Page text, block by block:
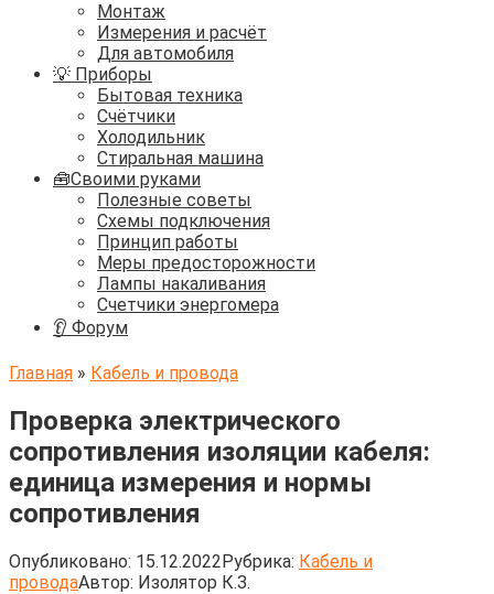
Монтаж
Измерения и расчёт
Для автомобиля
💡 Приборы
Бытовая техника
Счётчики
Холодильник
Стиральная машина
🧰Своими руками
Полезные советы
Схемы подключения
Принцип работы
Меры предосторожности
Лампы накаливания
Счетчики энергомера
👂 Форум
Главная » Кабель и провода
Проверка электрического
сопротивления изоляции кабеля:
единица измерения и нормы
сопротивления
Опубликовано: 15.12.2022Рубрика: Кабель и
проводаАвтор: Изолятор К.З.